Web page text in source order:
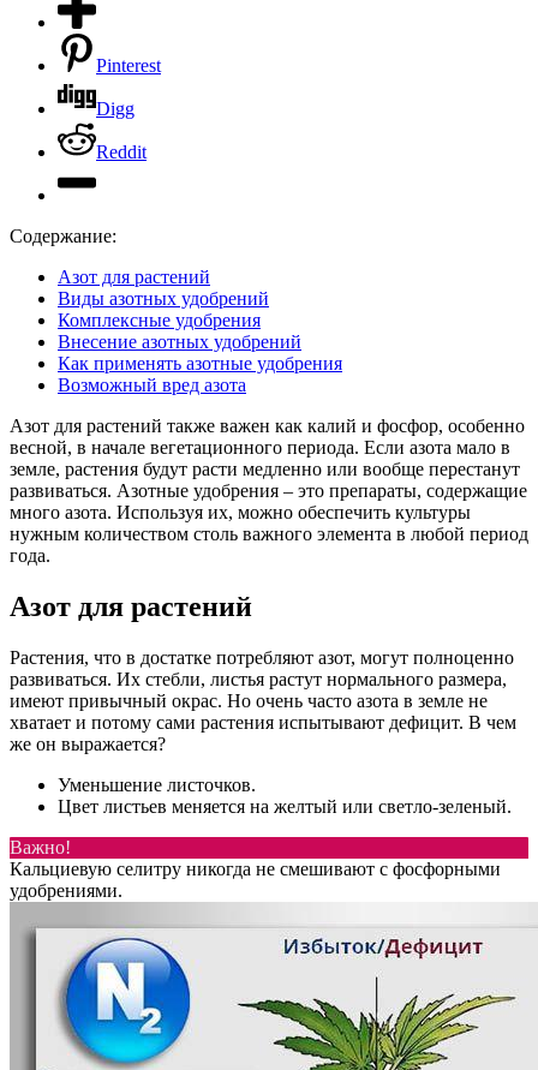
Pinterest
Digg
Reddit
Содержание:
Азот для растений
Виды азотных удобрений
Комплексные удобрения
Внесение азотных удобрений
Как применять азотные удобрения
Возможный вред азота
Азот для растений также важен как калий и фосфор, особенно
весной, в начале вегетационного периода. Если азота мало в
земле, растения будут расти медленно или вообще перестанут
развиваться. Азотные удобрения – это препараты, содержащие
много азота. Используя их, можно обеспечить культуры
нужным количеством столь важного элемента в любой период
года.
Азот для растений
Растения, что в достатке потребляют азот, могут полноценно
развиваться. Их стебли, листья растут нормального размера,
имеют привычный окрас. Но очень часто азота в земле не
хватает и потому сами растения испытывают дефицит. В чем
же он выражается?
Уменьшение листочков.
Цвет листьев меняется на желтый или светло-зеленый.
Важно!
Кальциевую селитру никогда не смешивают с фосфорными
удобрениями.